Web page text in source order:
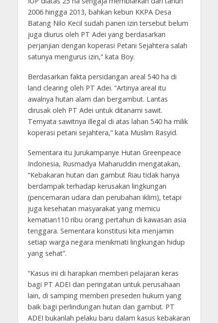
2006 hingga 2013, bahkan kebun KKPA Desa
Batang Nilo Kecil sudah panen izin tersebut belum
juga diurus oleh PT Adei yang berdasarkan
perjanjian dengan koperasi Petani Sejahtera salah
satunya mengurus izin,” kata Boy.
Berdasarkan fakta persidangan areal 540 ha di
land clearing oleh PT Adei. “Artinya areal itu
awalnya hutan alam dan bergambut. Lantas
dirusak oleh PT Adei untuk ditanami sawit.
Ternyata sawitnya illegal di atas lahan 540 ha milik
koperasi petani sejahtera,” kata Muslim Rasyid.
Sementara itu Jurukampanye Hutan Greenpeace
Indonesia, Rusmadya Maharuddin mengatakan,
“Kebakaran hutan dan gambut Riau tidak hanya
berdampak terhadap kerusakan lingkungan
(pencemaran udara dan perubahan iklim), tetapi
juga kesehatan masyarakat yang memicu
kematian110 ribu orang pertahun di kawasan asia
tenggara. Sementara konstitusi kita menjamin
setiap warga negara menikmati lingkungan hidup
yang sehat”.
“Kasus ini di harapkan memberi pelajaran keras
bagi PT ADEI dan peringatan untuk perusahaan
lain, di samping memberi preseden hukum yang
baik bagi perlindungan hutan dan gambut. PT
ADEI bukanlah pelaku baru dalam kasus kebakaran